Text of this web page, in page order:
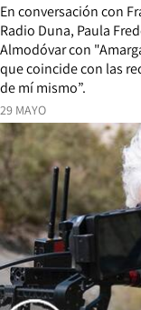
29 MAYO
En conversación con
Radio Duna, Paula
Almodóvar con
que coincide con las
de mí mismo”.